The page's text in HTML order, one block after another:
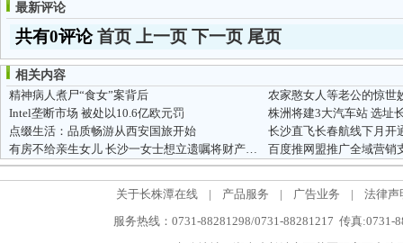
最新评论
共有0评论首页 上一页 下一页 尾页
相关内容
精神病人煮尸“食女”案背后
农家憨女人等老公的惊世
Intel垄断市场 被处以10.6亿欧元罚
株洲将建3大汽车站 选址
点缀生活：品质畅游从西安国旅开始
有房不给亲生女儿 长沙一女士想立遗嘱将财产捐掉
百度推网盟推广全域营销
关于长株潭在线 | 产品服务 | 广告业务 |
法律声
服务热线：0731-88281298/0731-88281217 传真:0731-